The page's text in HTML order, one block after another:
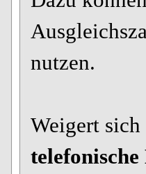
nutzen.
Weigert